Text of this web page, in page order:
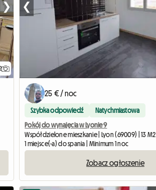
❯ ❮
25 € / noc
Szybka odpowiedź Natychmiastowa
Pokój do wynajęcia w Lyonie 9
Współdzielone mieszkanie | Lyon (69009) | 13 M2
1 miejsce(-a) do spania | Minimum 1 noc
Zobacz ogłoszenie